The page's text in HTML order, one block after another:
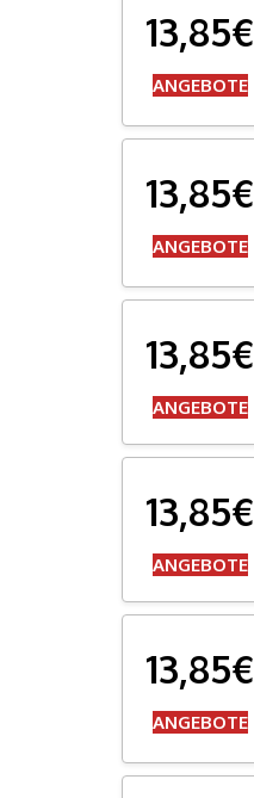
13,85€
ANGEBOTE
13,85€
ANGEBOTE
13,85€
ANGEBOTE
13,85€
ANGEBOTE
13,85€
ANGEBOTE